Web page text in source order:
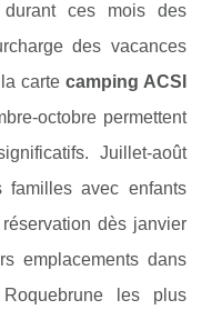
durant ces mois des
des vacances
carte camping ACSI
octobre permettent
Juillet-août
familles avec enfants
dès janvier
emplacements dans
les plus